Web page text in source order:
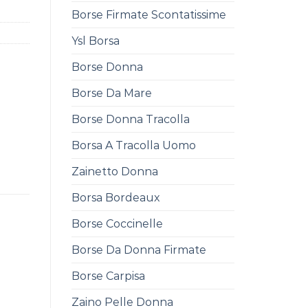
Borse Firmate Scontatissime
Ysl Borsa
Borse Donna
Borse Da Mare
Borse Donna Tracolla
Borsa A Tracolla Uomo
Zainetto Donna
Borsa Bordeaux
Borse Coccinelle
Borse Da Donna Firmate
Borse Carpisa
Zaino Pelle Donna